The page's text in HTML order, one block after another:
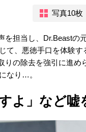
写真10枚
を担当し、Dr.Beastの
て、悪徳手口を体験す
りの除去を強引に進
なり…。
よ」など嘘